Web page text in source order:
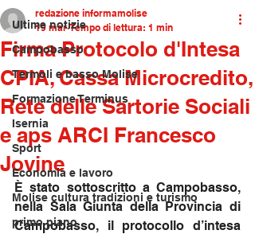
Ultime notizie
Campobasso
Termoli e basso Molise
Formazione Terminus
Isernia
Sport
Economia e lavoro
Molise cultura tradizioni e turismo
primo piano
Firma Protocolo d'Intesa
CPIA, Cassa Microcredito,
Rete delle Sartorie Sociali
e aps ARCI Francesco
Jovine
redazione informamolise
19 mar Tempo di lettura: 1 min
È stato sottoscritto a Campobasso,
nella Sala Giunta della Provincia di
Campobasso, il protocollo d’intesa